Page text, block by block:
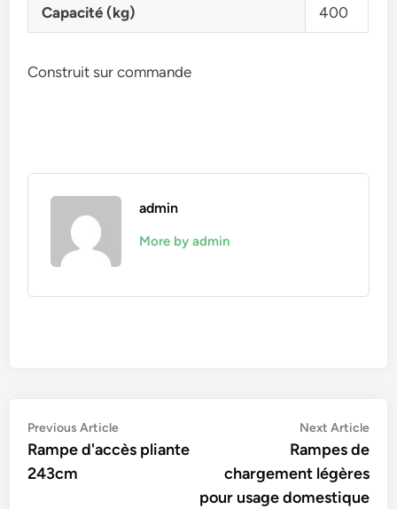
Capacité (kg) 400
Construit sur commande
admin
More by admin
Navigation
de
l’article
Previous ArticlePrevious
article:
Rampe d'accès pliante
243cm
Next Article
Rampes de
chargement légères
pour usage domestique